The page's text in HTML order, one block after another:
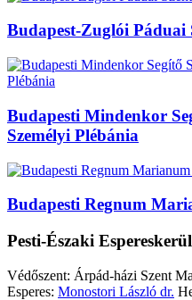
Budapest-Zuglói Páduai
Budapesti Mindenkor
Személyi Plébánia
Budapesti Regnum
Pesti-Északi
Védőszent: Árpád-házi Szent
Esperes: Monostori László dr.